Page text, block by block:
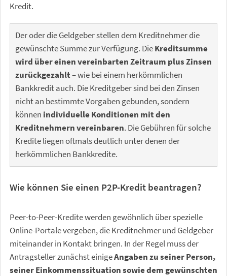
Kredit.
Der oder die Geldgeber stellen dem Kreditnehmer die
gewünschte Summe zur Verfügung. DieKreditsumme
wird über einen vereinbarten Zeitraum plus Zinsen
zurückgezahlt– wie bei einem herkömmlichen
Bankkredit auch. Die Kreditgeber sind bei den Zinsen
nicht an bestimmte Vorgaben gebunden, sondern
können individuelle Konditionen mit den
Kreditnehmern vereinbaren. Die Gebühren für solche
Kredite liegen oftmals deutlich unter denen der
herkömmlichen Bankkredite.
Wie können Sie einen P2P-Kredit beantragen?
Peer-to-Peer-Kredite werden gewöhnlich über spezielle
Online-Portale vergeben, die Kreditnehmer und Geldgeber
miteinander in Kontakt bringen. In der Regel muss der
Antragsteller zunächst einigeAngaben zu seiner Person,
seiner Einkommenssituation sowie dem gewünschten